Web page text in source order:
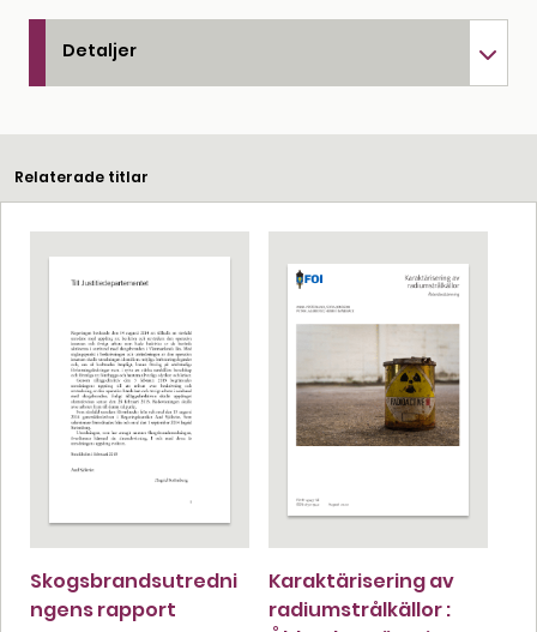
Detaljer
Relaterade titlar
Skogsbrandsutredni
ngens rapport
Karaktärisering av
radiumstrålkällor :